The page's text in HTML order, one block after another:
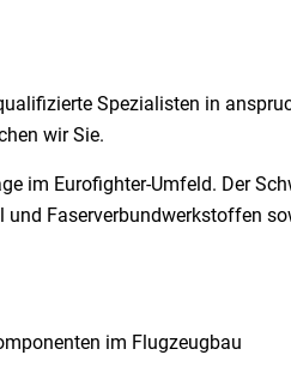
Spezialisten in
wir Sie.
im Eurofighter-Umfeld. Der
Faserverbundwerkstoffen
im Flugzeugbau